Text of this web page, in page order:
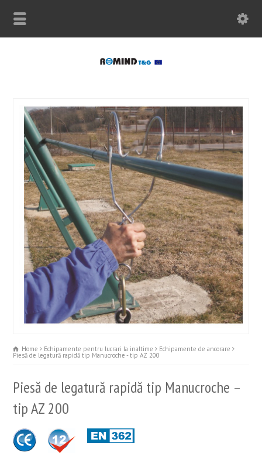
Home Echipamente pentru lucrari la inaltime Echipamente de ancorare
Piesă de legatură rapidă tip Manucroche - tip AZ 200
Piesă de legatură rapidă tip Manucroche –
tip AZ 200